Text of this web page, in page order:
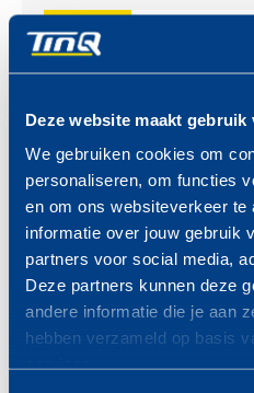
Deze website maakt gebruik
We gebruiken cookies om
personaliseren, om functies
en om ons websiteverkeer
informatie over jouw gebruik
partners voor social media,
Deze partners kunnen deze
andere informatie die je aan
hebben verzameld op basis
services.
ZONDAG 23
VAN 09.00